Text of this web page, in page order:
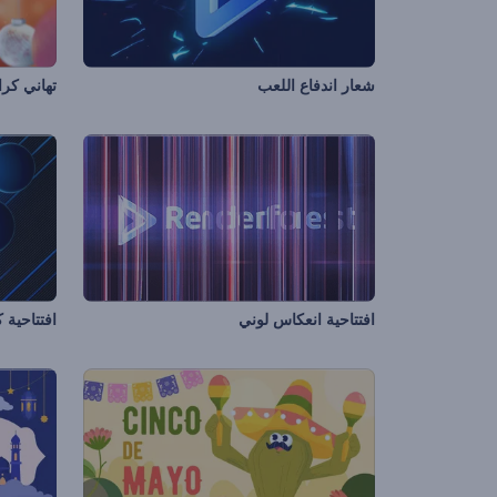
شعار اندفاع اللعب تهاني
افتتاحية انعكاس لوني